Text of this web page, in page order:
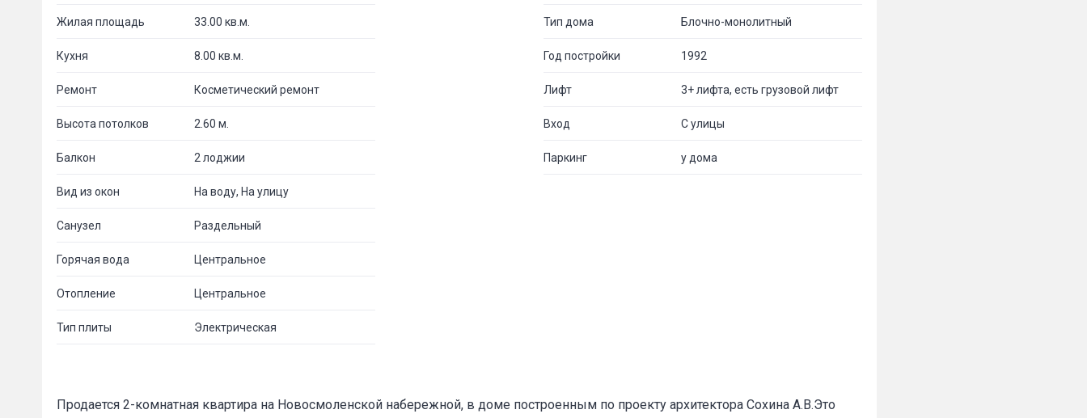
Жилая площадь 33.00 кв.м.
Кухня 8.00 кв.м.
Ремонт Косметический ремонт
Высота потолков 2.60 м.
Балкон 2 лоджии
Вид из окон На воду, На улицу
Санузел Раздельный
Горячая вода Центральное
Отопление Центральное
Тип плиты Электрическая
Тип дома Блочно-монолитный
Год постройки 1992
Лифт 3+ лифта, есть грузовой лифт
Вход С улицы
Паркинг у дома
Продается 2-комнатная квартира на Новосмоленской набережной, в доме построенным по проекту архитектора Сохина А.В.Это